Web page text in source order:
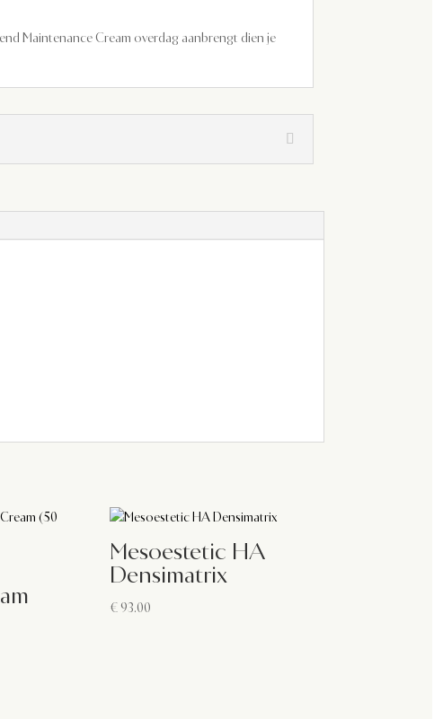
Maintenance Cream overdag aanbrengt dien je
Mesoestetic HA
Densimatrix
€93.00